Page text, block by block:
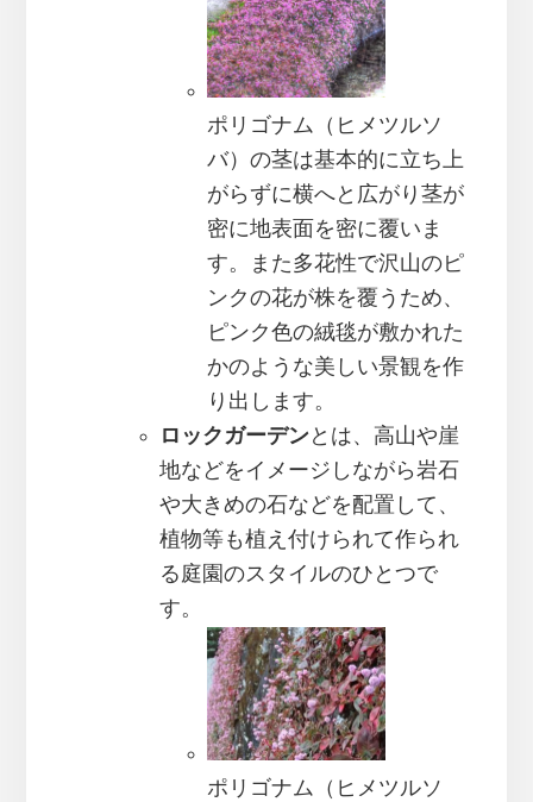
ポリゴナム（ヒメツルソ
バ）の茎は基本的に立ち上
がらずに横へと広がり茎が
密に地表面を密に覆いま
す。また多花性で沢山のピ
ンクの花が株を覆うため、
ピンク色の絨毯が敷かれた
かのような美しい景観を作
り出します。
ロックガーデンとは、高山や崖
地などをイメージしながら岩石
や大きめの石などを配置して、
植物等も植え付けられて作られ
る庭園のスタイルのひとつで
す。
ポリゴナム（ヒメツルソ